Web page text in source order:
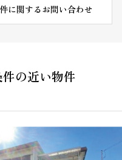
に関するお問い合わせ
件の近い物件